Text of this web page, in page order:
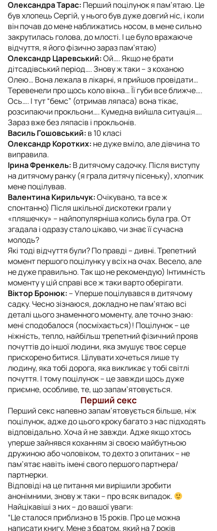
Олександра Тарас: Перший поцілунок я пам’ятаю. Це
був хлопець Сергій, у нього був дуже довгий ніс, і коли
він почав до мене наближатись носом, в мене сильно
закрутилась голова, до млості. І це було вражаюче
відчуття, я його фізично зараз пам’ятаю)
Олександр Царевський:Ой…. Якщо не брати
дітсадівський період…. Знову ж таки – з коханою
Олею… Вона лежала в лікарні, я прийшов провідати…
Теревенели про щось коло вікна… Її губи все ближче….
Ось…. І тут “бемс” (отримав ляпаса) вона тікає,
розсипаючи прокльони…. Кумедна вийшла ситуація….
Зараз вже без ляпасів і прокльонів.
Василь Гошовський: в 10 класі
Олександр Коротких: не дуже вміло, але дівчина то
виправила.
Ірина Френкель: В дитячому садочку. Після виступу
на дитячому ранку (я грала дитячу пісеньку), хлопчик
мене поцілував.
Валентина Кирильчук:Очікувано, та все ж
спонтанно) Після шкільної дискотеки грали у
«пляшечку» – найпопулярніша колись була гра. От
згадала і одразу стало цікаво, чи знає її сучасна
молодь?
Які тоді відчуття були? По правді – дивні. Трепетний
момент першого поцілунку у всіх на очах. Весело, але
не дуже правильно. Так що не рекомендую) Інтимність
моменту у цій справі все ж таки варто оберігати.
Віктор Бронюк: – Уперше поцілувався в дитячому
садку. Чесно зізнаюся, докладно не пам’ятаю всі
деталі цього знаменного моменту, але точно знаю:
мені сподобалося (посміхається)! Поцілунок – це
ніжність, тепло, найбільш трепетний фізичний прояв
почуттів до іншої людини, яка змушує твоє серце
прискорено битися. Цілувати хочеться лише ту
людину, яка тобі дорога, яка викликає у тобі світлі
почуття. І тому поцілунок – це завжди щось дуже
приємне, особливе, те, що запам’ятовується.
Перший секс
Перший секс напевно запам’ятовується більше, ніж
поцілунок, адже до цього кроку багато з нас підходять
відповідально. Хоча й не завжди. Адже якщо хтось
уперше зайнявся коханням зі своєю майбутньою
дружиною або чоловіком, то дехто з опитаних – не
пам’ятає навіть імені свого першого партнера/
партнерки.
Відповіді на це питання ми вирішили зробити
анонімними, знову ж таки – про всяк випадок.
Найцікавіші з них – до вашої уваги:
“Це сталося приблизно в 15 років. Про це можна
написати книгу. Мене з братом, який на 7 років